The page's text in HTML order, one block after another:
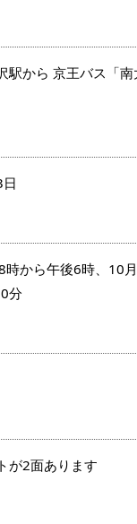
駅から 京王バス「
時から午後6時、10
分
が2面あります